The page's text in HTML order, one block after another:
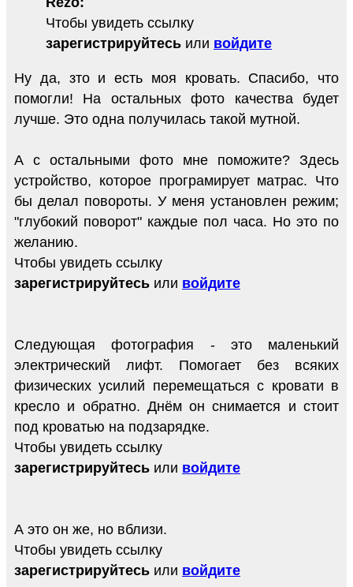
Чтобы увидеть ссылку
зарегистрируйтесь или войдите
Ну да, зто и есть моя кровать. Спасибо, что
помогли! На остальных фото качества будет
лучше. Это одна получилась такой мутной.
А с остальными фото мне поможите? Здесь
устройство, которое програмирует матрас. Что
бы делал повороты. У меня установлен режим;
"глубокий поворот" каждые пол часа. Но это по
желанию.
Чтобы увидеть ссылку
зарегистрируйтесь или войдите
Следующая фотография - это маленький
электрический лифт. Помогает без всяких
физических усилий перемещаться с кровати в
кресло и обратно. Днём он снимается и стоит
под кроватью на подзарядке.
Чтобы увидеть ссылку
зарегистрируйтесь или войдите
А это он же, но вблизи.
Чтобы увидеть ссылку
зарегистрируйтесь или войдите